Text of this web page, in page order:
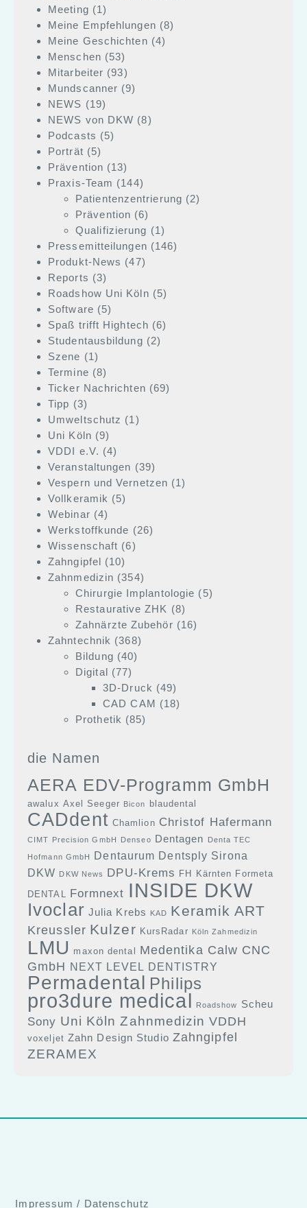
Meeting (1)
Meine Empfehlungen (8)
Meine Geschichten (4)
Menschen (53)
Mitarbeiter (93)
Mundscanner (9)
NEWS (19)
NEWS von DKW (8)
Podcasts (5)
Porträt (5)
Prävention (13)
Praxis-Team (144)
Patientenzentrierung (2)
Prävention (6)
Qualifizierung (1)
Pressemitteilungen (146)
Produkt-News (47)
Reports (3)
Roadshow Uni Köln (5)
Software (5)
Spaß trifft Hightech (6)
Studentausbildung (2)
Szene (1)
Termine (8)
Ticker Nachrichten (69)
Tipp (3)
Umweltschutz (1)
Uni Köln (9)
VDDI e.V. (4)
Veranstaltungen (39)
Vespern und Vernetzen (1)
Vollkeramik (5)
Webinar (4)
Werkstoffkunde (26)
Wissenschaft (6)
Zahngipfel (10)
Zahnmedizin (354)
Chirurgie Implantologie (5)
Restaurative ZHK (8)
Zahnärzte Zubehör (16)
Zahntechnik (368)
Bildung (40)
Digital (77)
3D-Druck (49)
CAD CAM (18)
Prothetik (85)
die Namen
AERA EDV-Programm GmbH
awalux Axel Seeger Bicon blaudental
CADdent Chamlion Christof Hafermann
CIMT Precision GmbH Denseo Dentagen Denta TEC
Hofmann GmbH Dentaurum Dentsply Sirona
DKW DKW News DPU-Krems FH Kärnten Formeta
DENTAL Formnext INSIDE DKW
Ivoclar Julia Krebs KAD Keramik ART
Kreussler Kulzer KursRadar Köln Zahmedizin
LMU maxon dental
Medentika Calw CNC
GmbH NEXT LEVEL DENTISTRY
Permadental Philips
pro3dure medical Roadshow Scheu
Sony Uni Köln Zahnmedizin VDDH
voxeljet Zahn Design Studio Zahngipfel
ZERAMEX
Impressum / Datenschutz